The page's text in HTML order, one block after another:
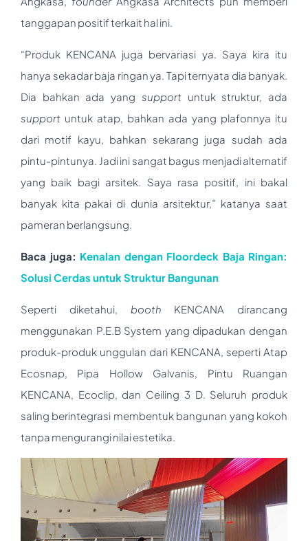
tanggapan positif terkait hal ini.
“Produk KENCANA juga bervariasi ya. Saya kira itu
hanya sekadar baja ringan ya. Tapi ternyata dia banyak.
Dia bahkan ada yang support untuk struktur, ada
support untuk atap, bahkan ada yang plafonnya itu
dari motif kayu, bahkan sekarang juga sudah ada
pintu-pintunya. Jadi ini sangat bagus menjadi alternatif
yang baik bagi arsitek. Saya rasa positif, ini bakal
banyak kita pakai di dunia arsitektur,” katanya saat
pameran berlangsung.
Baca juga: Kenalan dengan Floordeck Baja Ringan:
Solusi Cerdas untuk Struktur Bangunan
Seperti diketahui, booth KENCANA dirancang
menggunakan P.E.B System yang dipadukan dengan
produk-produk unggulan dari KENCANA, seperti Atap
Ecosnap, Pipa Hollow Galvanis, Pintu Ruangan
KENCANA, Ecoclip, dan Ceiling 3 D. Seluruh produk
saling berintegrasi membentuk bangunan yang kokoh
tanpa mengurangi nilai estetika.